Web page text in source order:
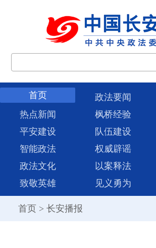
首页 政法要闻
热点新闻
枫桥经验
平安建设
队伍建设
智能政法
权威辟谣
政法文化
以案释法
致敬英雄
见义勇为
首页 > 长安播报